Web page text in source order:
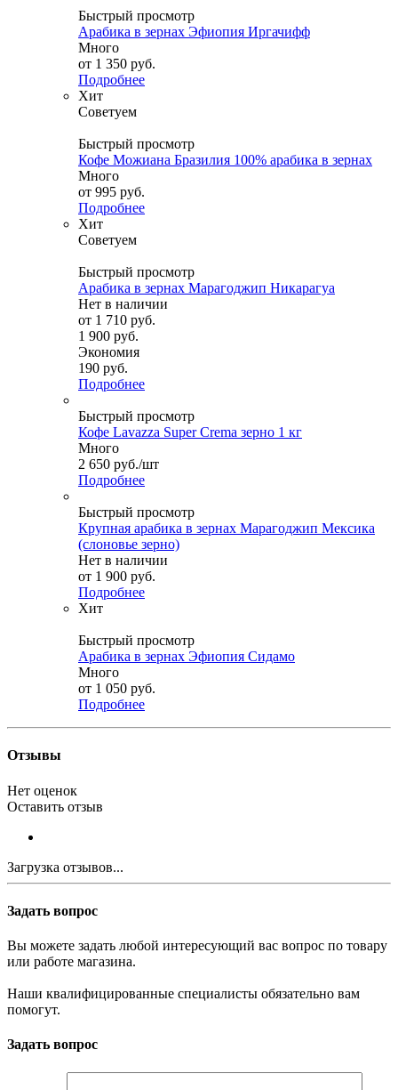
Быстрый просмотр
Арабика в зернах Эфиопия Иргачифф
Много
от 1 350 руб.
Подробнее
Хит
Советуем
Быстрый просмотр
Кофе Можиана Бразилия 100% арабика в зернах
Много
от 995 руб.
Подробнее
Хит
Советуем
Быстрый просмотр
Арабика в зернах Марагоджип Никарагуа
Нет в наличии
от 1 710 руб.
1 900 руб.
Экономия
190 руб.
Подробнее
Быстрый просмотр
Кофе Lavazza Super Crema зерно 1 кг
Много
2 650 руб./шт
Подробнее
Быстрый просмотр
Крупная арабика в зернах Марагоджип Мексика
(слоновье зерно)
Нет в наличии
от 1 900 руб.
Подробнее
Хит
Быстрый просмотр
Арабика в зернах Эфиопия Сидамо
Много
от 1 050 руб.
Подробнее
Отзывы
Нет оценок
Оставить отзыв
Загрузка отзывов...
Задать вопрос
Вы можете задать любой интересующий вас вопрос по товару
или работе магазина.
Наши квалифицированные специалисты обязательно вам
помогут.
Задать вопрос